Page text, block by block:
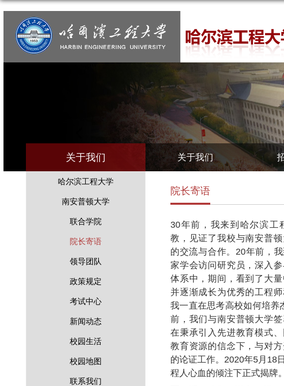
关于我们
哈尔滨工程大学
南安普顿大学
联合学院
院长寄语
领导团队
政策规定
考试中心
新闻动态
校园生活
校园地图
联系我们
关于我们
院长寄语
30年前，我来到哈尔滨工
教，见证了我校与南安普
的交流与合作。 20年前，
家学会访问研究员，深入
体系中，期间，看到了大量
并逐渐成长为优秀的工程
我一直在思考高校如何培养
前，我们与南安普顿大学签
在秉承引入先进教育模式
教育资源的信念下，与对
的论证工作。 2020年5月 18
程人心血的倾注下正式揭牌。